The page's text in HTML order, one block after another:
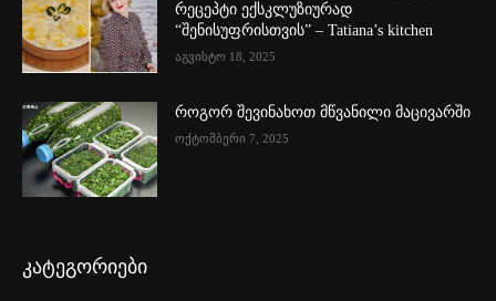
რეცეპტი ექსკლუზიურად
“შენისუფრისთვის” – Tatiana’s kitchen
აგვისტო 18, 2025
როგორ შევინახოთ მწვანილი მაცივარში
ოქტომბერი 7, 2025
კატეგორიები